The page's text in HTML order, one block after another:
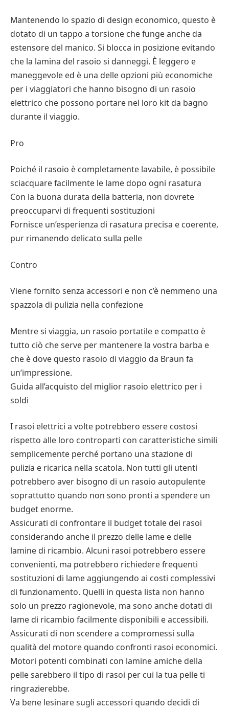
Mantenendo lo spazio di design economico, questo è
dotato di un tappo a torsione che funge anche da
estensore del manico. Si blocca in posizione evitando
che la lamina del rasoio si danneggi. È leggero e
maneggevole ed è una delle opzioni più economiche
per i viaggiatori che hanno bisogno di un rasoio
elettrico che possono portare nel loro kit da bagno
durante il viaggio.
Pro
Poiché il rasoio è completamente lavabile, è possibile
sciacquare facilmente le lame dopo ogni rasatura
Con la buona durata della batteria, non dovrete
preoccuparvi di frequenti sostituzioni
Fornisce un’esperienza di rasatura precisa e coerente,
pur rimanendo delicato sulla pelle
Contro
Viene fornito senza accessori e non c’è nemmeno una
spazzola di pulizia nella confezione
Mentre si viaggia, un rasoio portatile e compatto è
tutto ciò che serve per mantenere la vostra barba e
che è dove questo rasoio di viaggio da Braun fa
un’impressione.
Guida all’acquisto del miglior rasoio elettrico per i
soldi
I rasoi elettrici a volte potrebbero essere costosi
rispetto alle loro controparti con caratteristiche simili
semplicemente perché portano una stazione di
pulizia e ricarica nella scatola. Non tutti gli utenti
potrebbero aver bisogno di un rasoio autopulente
soprattutto quando non sono pronti a spendere un
budget enorme.
Assicurati di confrontare il budget totale dei rasoi
considerando anche il prezzo delle lame e delle
lamine di ricambio. Alcuni rasoi potrebbero essere
convenienti, ma potrebbero richiedere frequenti
sostituzioni di lame aggiungendo ai costi complessivi
di funzionamento. Quelli in questa lista non hanno
solo un prezzo ragionevole, ma sono anche dotati di
lame di ricambio facilmente disponibili e accessibili.
Assicurati di non scendere a compromessi sulla
qualità del motore quando confronti rasoi economici.
Motori potenti combinati con lamine amiche della
pelle sarebbero il tipo di rasoi per cui la tua pelle ti
ringrazierebbe.
Va bene lesinare sugli accessori quando decidi di